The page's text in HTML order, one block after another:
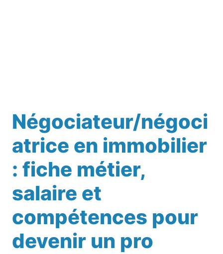
Négociateur/négoci
atrice en immobilier
: fiche métier,
salaire et
compétences pour
devenir un pro